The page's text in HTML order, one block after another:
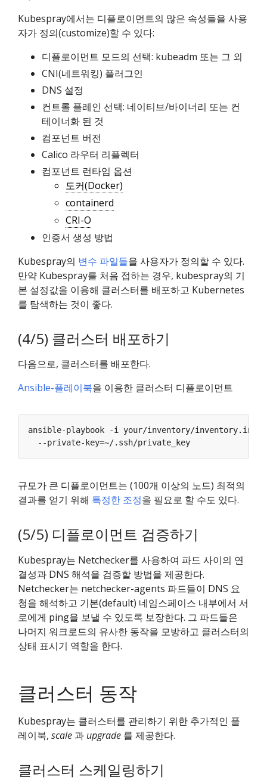
Kubespray에서는 디플로이먼트의 많은 속성들을 사용
자가 정의(customize)할 수 있다:
디플로이먼트 모드의 선택: kubeadm 또는 그 외
CNI(네트워킹) 플러그인
DNS 설정
컨트롤 플레인 선택: 네이티브/바이너리 또는 컨
테이너화 된 것
컴포넌트 버전
Calico 라우터 리플렉터
컴포넌트 런타임 옵션
도커(Docker)
containerd
CRI-O
인증서 생성 방법
Kubespray의 변수 파일들을 사용자가 정의할 수 있다.
만약 Kubespray를 처음 접하는 경우, kubespray의 기
본 설정값을 이용해 클러스터를 배포하고 Kubernetes
를 탐색하는 것이 좋다.
(4/5) 클러스터 배포하기
다음으로, 클러스터를 배포한다.
Ansible-플레이북을 이용한 클러스터 디플로이먼트
ansible-playbook -i your/inventory/inventory.ini
  --private-key
=
규모가 큰 디플로이먼트는 (100개 이상의 노드) 최적의
결과를 얻기 위해 특정한 조정을 필요로 할 수도 있다.
(5/5) 디플로이먼트 검증하기
Kubespray는 Netchecker를 사용하여 파드 사이의 연
결성과 DNS 해석을 검증할 방법을 제공한다.
Netchecker는 netchecker-agents 파드들이 DNS 요
청을 해석하고 기본(default) 네임스페이스 내부에서 서
로에게 ping을 보낼 수 있도록 보장한다. 그 파드들은
나머지 워크로드의 유사한 동작을 모방하고 클러스터의
상태 표시기 역할을 한다.
클러스터 동작
Kubespray는 클러스터를 관리하기 위한 추가적인 플
레이북, scale 과 upgrade 를 제공한다.
클러스터 스케일링하기